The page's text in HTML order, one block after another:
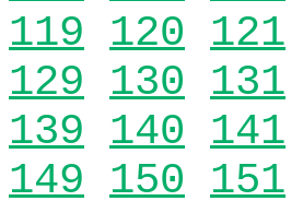
119 120 121
129 130 131
139 140 141
149 150 151